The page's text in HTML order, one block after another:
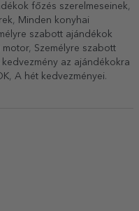
főzés szerelmeseinek
Minden konyhai
szabott ajándékok
motor, Személyre szabott
kedvezmény az ajándékokra
A hét kedvezményei.